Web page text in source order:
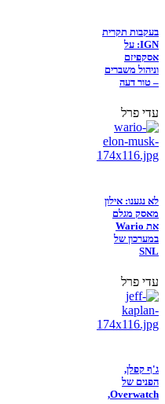
בעקבות תקרית
IGN: על
אסקפיזם
וניהול משברים
– טור דעה
עדי פרל
לא נגענו: אילון
מאסק מגלם
את Wario
במערכון של
SNL
עדי פרל
ג'ף קפלן,
הפנים של
Overwatch,